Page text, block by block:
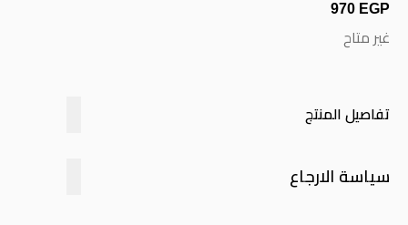
970 EGP
غير متاح
تفاصيل المنتج
سياسة الارجاع